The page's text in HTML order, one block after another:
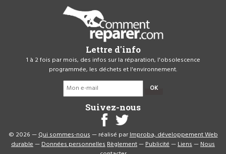
Lettre d'info
1 à 2 fois par mois, des infos sur la réparation, l'obsolescence
programmée, les déchets et l'environnement.
OK
Suivez-nous
© 2026 —Qui sommes-nous— réalisé parImproba, développement Web
durable—Données personnellesRèglement—Publicité—Liens—Nous